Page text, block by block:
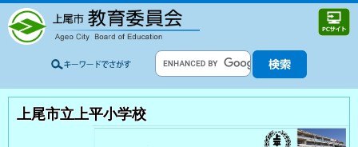
上尾市立上平小学校